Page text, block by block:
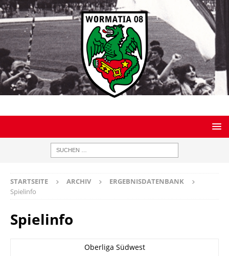
STARTSEITE ARCHIV
ERGEBNISDATENBANK
Spielinfo
Spielinfo
Oberliga Südwest